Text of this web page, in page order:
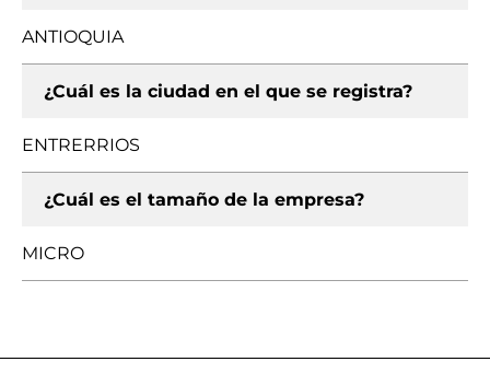
ANTIOQUIA
¿Cuál es la ciudad en el que se registra?
ENTRERRIOS
¿Cuál es el tamaño de la empresa?
MICRO